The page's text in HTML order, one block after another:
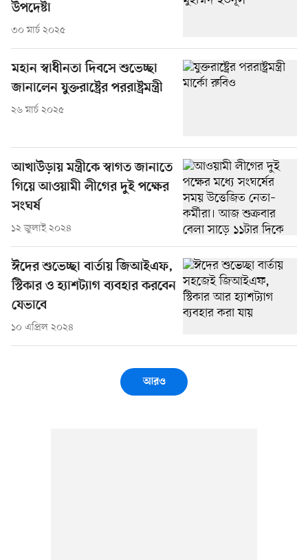
উপদেষ্টা
৩০ মার্চ ২০২৫
মহান স্বাধীনতা দিবসে শুভেচ্ছা
জানালেন যুক্তরাষ্ট্রের পররাষ্ট্রমন্ত্রী
২৬ মার্চ ২০২৫
আখাউড়ায় মন্ত্রীকে স্বাগত জানাতে
গিয়ে আওয়ামী লীগের দুই পক্ষের
সংঘর্ষ
১২ জুলাই ২০২৪
ঈদের শুভেচ্ছা বার্তায় জিআইএফ,
স্টিকার ও হ্যাশট্যাগ ব্যবহার করবেন
যেভাবে
১০ এপ্রিল ২০২৪
আরও